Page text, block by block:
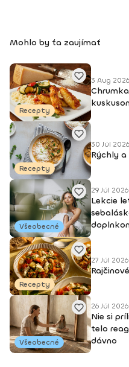
Mohlo by ťa zaujímať
Recepty
3 Aug 2026
Recepty
30 Júl 2026
Rýchly
Všeobecné
29 Júl 2026
Lekcie
Recepty
27 Júl 2026
Všeobecné
26 Júl 2026
Nie si
telo
dávno